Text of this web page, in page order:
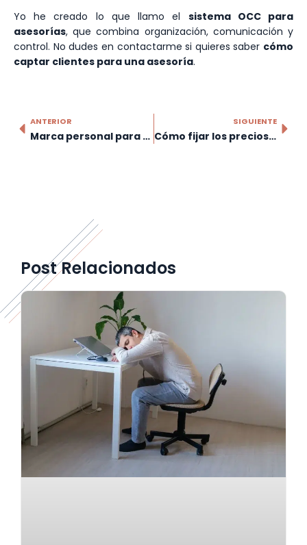
Yo he creado lo que llamo el sistema OCC para
asesorías, que combina organización, comunicación y
control. No dudes en contactarme si quieres saber cómo
captar clientes para una asesoría.
ANTERIOR
Marca personal para asesores: cómo construirla sin convertirte en influencer
SIGUIENTE
Cómo fijar los precios de tu asesoría sin hacerlo a ojo (y sin perder clientes)
Post Relacionados